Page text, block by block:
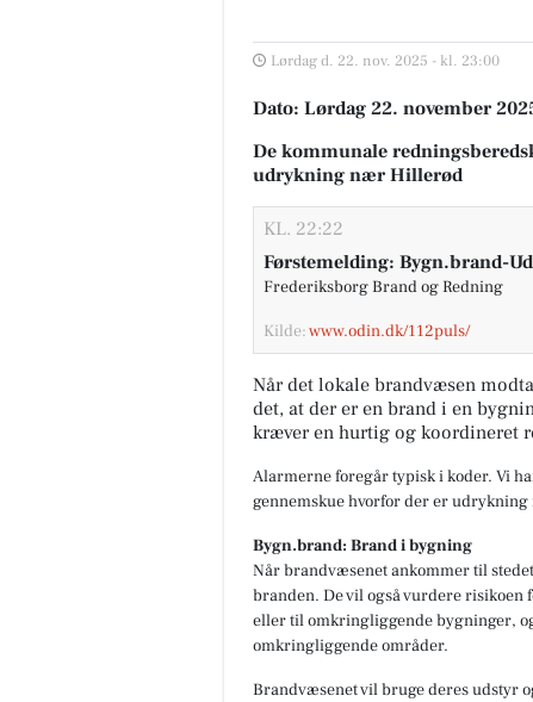
Lørdag d. 22. nov. 2025 - kl. 23:00
Dato: Lørdag 22. november
De kommunale
udrykning nær Hillerød
KL. 22:22
Førstemelding: Bygn.brand-
Frederiksborg Brand og Redning
Kilde:www.odin.dk/112puls/
Når det lokale brandvæsen
det, at der er en brand i en
kræver en hurtig og koordineret
Alarmerne foregår typisk i koder. Vi
gennemskue hvorfor der er udrykning
Bygn.brand: Brand i bygning
Når brandvæsenet ankommer til
branden. De vil også vurdere
eller til omkringliggende bygninger,
omkringliggende områder.
Brandvæsenet vil bruge deres udstyr